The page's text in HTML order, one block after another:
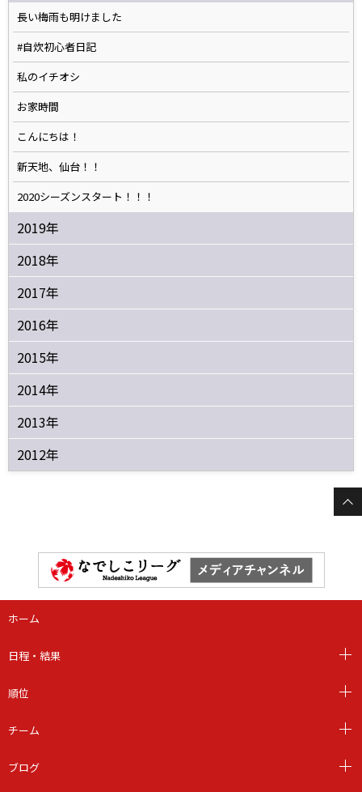
長い梅雨も明けました
#自炊初心者日記
私のイチオシ
お家時間
こんにちは！
新天地、仙台！！
2020シーズンスタート！！！
2019年
2018年
2017年
2016年
2015年
2014年
2013年
2012年
ホーム
日程・結果
順位
チーム
ブログ